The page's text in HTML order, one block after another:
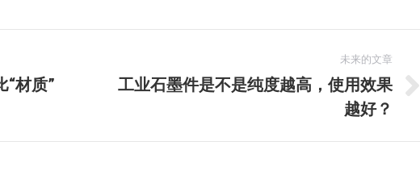
“材质”
未来的文章
未
的
工业石墨件是不是纯度越高，使用效果
越好？